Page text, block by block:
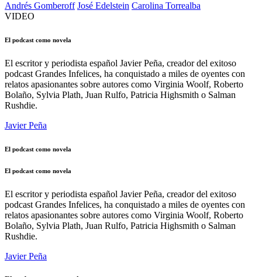
Andrés Gomberoff José Edelstein Carolina Torrealba
VIDEO
El podcast como novela
El escritor y periodista español Javier Peña, creador del exitoso
podcast Grandes Infelices, ha conquistado a miles de oyentes con
relatos apasionantes sobre autores como Virginia Woolf, Roberto
Bolaño, Sylvia Plath, Juan Rulfo, Patricia Highsmith o Salman
Rushdie.
Javier Peña
El podcast como novela
El podcast como novela
El escritor y periodista español Javier Peña, creador del exitoso
podcast Grandes Infelices, ha conquistado a miles de oyentes con
relatos apasionantes sobre autores como Virginia Woolf, Roberto
Bolaño, Sylvia Plath, Juan Rulfo, Patricia Highsmith o Salman
Rushdie.
Javier Peña